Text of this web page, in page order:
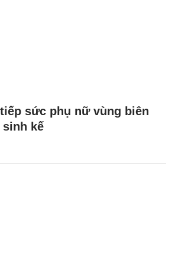
sức phụ nữ vùng biên
kế